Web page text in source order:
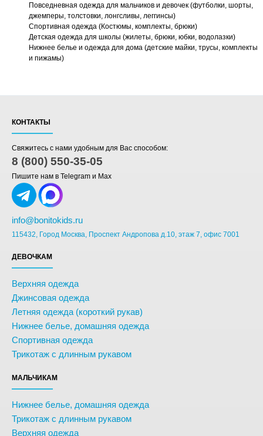
Повседневная одежда для мальчиков и девочек (футболки, шорты,
джемперы, толстовки, лонгсливы, леггинсы)
Спортивная одежда (Костюмы, комплекты, брюки)
Детская одежда для школы (жилеты, брюки, юбки, водолазки)
Нижнее белье и одежда для дома (детские майки, трусы, комплекты
и пижамы)
КОНТАКТЫ
Свяжитесь с нами удобным для Вас способом:
8 (800) 550-35-05
Пишите нам в Telegram и Max
info@bonitokids.ru
115432, Город Москва, Проспект Андропова д.10, этаж 7, офис 7001
ДЕВОЧКАМ
Верхняя одежда
Джинсовая одежда
Летняя одежда (короткий рукав)
Нижнее белье, домашняя одежда
Спортивная одежда
Трикотаж с длинным рукавом
МАЛЬЧИКАМ
Нижнее белье, домашняя одежда
Трикотаж с длинным рукавом
Верхняя одежда